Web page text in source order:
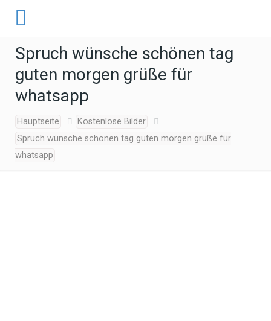
Spruch wünsche schönen tag
guten morgen grüße für
whatsapp
Hauptseite
Kostenlose Bilder
Spruch wünsche schönen tag guten morgen grüße für
whatsapp